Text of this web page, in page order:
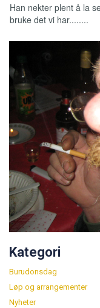
Han nekter plent å la
bruke det vi har........
Kategori
Burudonsdag
Løp og arrangementer
Nyheter